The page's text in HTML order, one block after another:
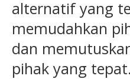
alternatif yang
memudahkan
dan
pihak yang tepat.